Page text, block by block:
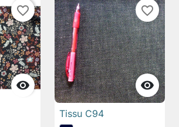

favorite_border

favorite_border
Tissu C94